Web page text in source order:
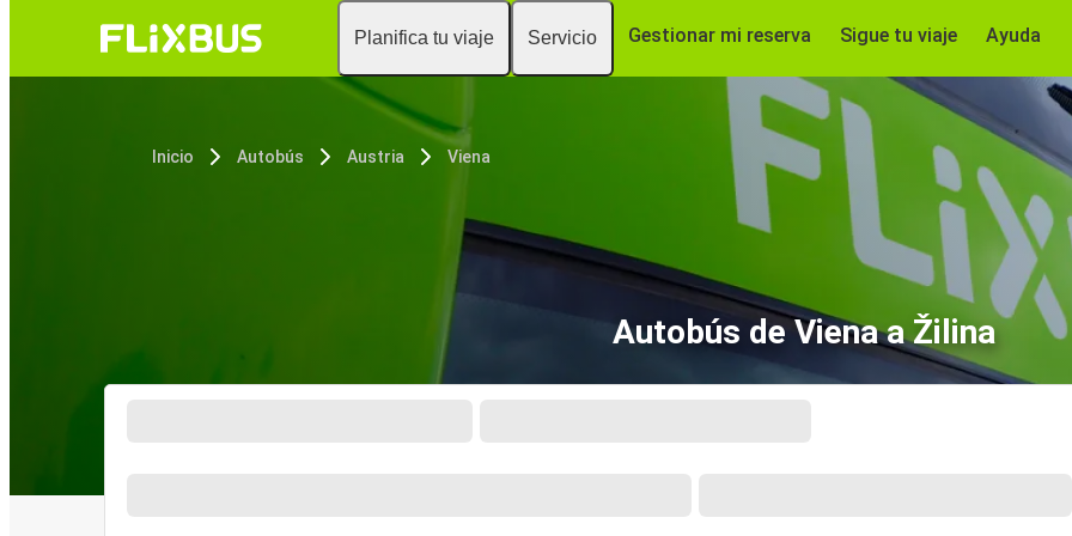
Planifica tu viaje Servicio Gestionar mi reserva Sigue tu viaje Ayuda
Inicio Autobús Austria Viena
Autobús de Viena a Žilina